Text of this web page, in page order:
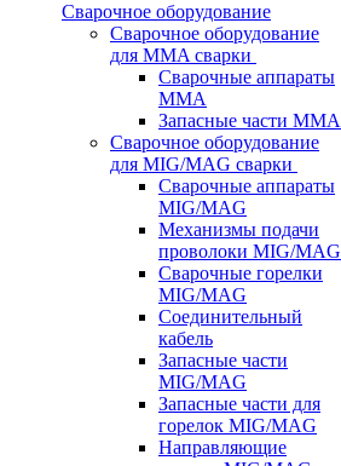
Сварочное оборудование
Сварочное оборудование
для MMA сварки
Сварочные аппараты
MMA
Запасные части MMA
Сварочное оборудование
для MIG/MAG сварки
Сварочные аппараты
MIG/MAG
Механизмы подачи
проволоки MIG/MAG
Сварочные горелки
MIG/MAG
Соединительный
кабель
Запасные части
MIG/MAG
Запасные части для
горелок MIG/MAG
Направляющие